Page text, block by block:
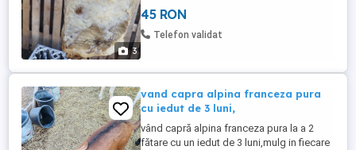
3
45 RON
Telefon validat
vand capra alpina franceza pura
cu iedut de 3 luni,
vând capră alpina franceza pura la a 2
fătare cu un iedut de 3 luni,mulg in fiecare